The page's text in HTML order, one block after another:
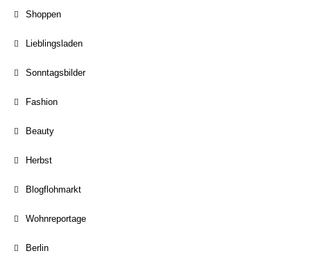
Shoppen
Lieblingsladen
Sonntagsbilder
Fashion
Beauty
Herbst
Blogflohmarkt
Wohnreportage
Berlin